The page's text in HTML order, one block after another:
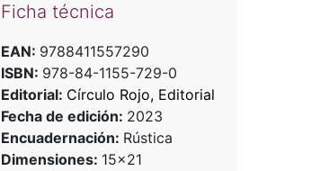
Ficha técnica
EAN: 9788411557290
ISBN: 978-84-1155-729-0
Editorial: Círculo Rojo, Editorial
Fecha de edición: 2023
Encuadernación: Rústica
Dimensiones: 15x21